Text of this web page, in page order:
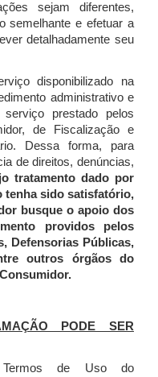
sejam diferentes,
semelhante e efetuar a
detalhadamente seu
disponibilizado na
administrativo e
prestado pelos
de Fiscalização e
Dessa forma, para
de direitos, denúncias,
tratamento dado por
tenha sido satisfatório,
busque o apoio dos
providos pelos
Defensorias Públicas,
outros órgãos do
PODE SER
de Uso do